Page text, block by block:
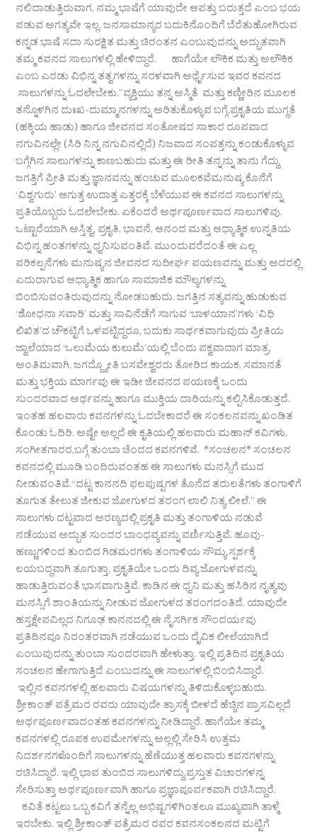
ನಲಿದಾಡುತ್ತಿರುವಾಗ, ನಮ್ಮ ಭಾಷೆಗೆ ಯಾವುದೇ ಆಪತ್ತು ಬರುತ್ತದೆ ಎಂಬ ಭಯ
ಪಡುವ ಅಗತ್ಯವೇ ಇಲ್ಲ. ಜನಸಾಮಾನ್ಯರ ಬದುಕಿನೊಂದಿಗೆ ಬೆರೆತುಹೋಗಿರುವ
ಕನ್ನಡ ಭಾಷೆ ಸದಾ ಸುರಕ್ಷಿತ ಮತ್ತು ಚಿರಂತನ ಎಂಬುವುದನ್ನು ಅದ್ಭುತವಾಗಿ
ತಮ್ಮ ಕವನದ ಸಾಲುಗಳಲ್ಲಿ ಹೇಳಿದ್ದಾರೆ. ಹಾಗೆಯೇ ಲೌಕಿಕ ಮತ್ತು ಅಲೌಕಿಕ
ಎಂಬ ಎರಡು ವಿಭಿನ್ನ ತತ್ವಗಳನ್ನು ಸರಳವಾಗಿ ಅರ್ಥೈಸುವ ಇವರ ಕವನದ
ಸಾಲುಗಳನ್ನು ಓದಲೇಬೇಕು.”ವ್ಯಕ್ತಿಯು ತನ್ನ ಅಸ್ಮಿತೆ ಮತ್ತು ಕಣ್ಣೀರಿನ ಮೂಲಕ
ತನ್ನೊಳಗಿನ ದುಃಖ-ದುಮ್ಮಾನಗಳನ್ನು ಅರಿತುಕೊಳ್ಳುವ ಬಗ್ಗೆ,ಪ್ರಕೃತಿಯ ಮುಗ್ಧತೆ
(ಹಕ್ಕಿಯ ಹಾಡು) ಹಾಗೂ ಜೀವನದ ಸಂತೋಷದ ಸಾಕಾರ ರೂಪವಾದ
ನಗುವಿನಲ್ಲೇ (ಸಿರಿ ನಿನ್ನ ನಗುವಿನಲ್ಲಿದೆ) ನಿಜವಾದ ಸಂಪತ್ತನ್ನು ಕಂಡುಕೊಳ್ಳುವ
ಬಗ್ಗೆಗಿನ ಸಾಲುಗಳನ್ನು ಕಾಣಬಹುದು ಮತ್ತು ಈ ರೀತಿ ತನ್ನನ್ನು ತಾನು ಗೆದ್ದು,
ಜಗತ್ತಿಗೆ ಪ್ರೀತಿ ಮತ್ತು ಜ್ಞಾನವನ್ನು ಹಂಚುವ ಮೂಲಕವೆಮನುಷ್ಯ ಕೊನೆಗೆ
‘ವಿಶ್ವಗುರು’ ಆಗುತ್ತ ಉದಾತ್ತ ಎತ್ತರಕ್ಕೆ ಬೆಳೆಯುವ ಈ ಕವನದ ಸಾಲುಗಳನ್ನು
ಪ್ರತಿಯೊಬ್ಬರು ಓದಲೇಬೇಕು. ಏಕೆಂದರೆ ಅರ್ಥಪೂರ್ಣವಾದ ಸಾಲುಗಳಿವು.​
ಒಟ್ಟಾರೆಯಾಗಿ ಅಸ್ತಿತ್ವ, ಪ್ರಕೃತಿ, ಭಾವನೆ, ಆನಂದ ಮತ್ತು ಆಧ್ಯಾತ್ಮಿಕ ಉನ್ನತಿಯ
ವಿಭಿನ್ನ ಹಂತಗಳನ್ನು ಧ್ವನಿಸುವಂತಿವೆ. ಮುಂದುವರೆದಂತೆ ಈ ಎಲ್ಲ
ಪರಿಕಲ್ಪನೆಗಳು ಮನುಷ್ಯನ ಜೀವನದ ಸುದೀರ್ಘ ಪಯಣವನ್ನು ಮತ್ತು ಅದರಲ್ಲಿ
ಎದುರಾಗುವ ಆಧ್ಯಾತ್ಮಿಕ ಹಾಗೂ ಸಾಮಾಜಿಕ ಮೌಲ್ಯಗಳನ್ನು
ಬಿಂಬಿಸುವಂತಿರುವುದನ್ನು ನೋಡಬಹುದು. ಜಗತ್ತಿನ ಸತ್ಯವನ್ನು ಹುಡುಕುವ
‘ಶೋಧನಾ ಸವಾರಿ’ ಮತ್ತು ಸಾವಿನೆಡೆಗೆ ಸಾಗುವ ‘ಬಾಳಯಾನ’ಗಳು ‘ವಿಧಿ
ಲಿಖಿತ’ದ ಚೌಕಟ್ಟಿಗೆ ಒಳಪಟ್ಟಿದ್ದರೂ, ಬದುಕು ಸಾರ್ಥಕವಾಗುವುದು ಪ್ರೀತಿಯ
ಜ್ವಾಲೆಯಾದ ‘ಒಲುಮೆಯ ಕುಲುಮೆ’ಯಲ್ಲಿ ಬೆಂದು ಪಕ್ವವಾದಾಗ ಮಾತ್ರ.
ಅಂತಿಮವಾಗಿ, ಜಗದ್ಜ್ಯೋತಿ ಬಸವೇಶ್ವರರು ತೋರಿದ ಕಾಯಕ, ಸಮಾನತೆ
ಮತ್ತು ಭಕ್ತಿಯ ಮಾರ್ಗವು ಈ ಇಡೀ ಜೀವನದ ಪಯಣಕ್ಕೆ ಒಂದು
ಸುಂದರವಾದ ಅರ್ಥವನ್ನು ಹಾಗೂ ಮುಕ್ತಿಯ ದಾರಿಯನ್ನು ಕಲ್ಪಿಸಿಕೊಡುತ್ತದೆ.
ಇಂತಹ ಹಲವಾರು ಕವನಗಳನ್ನು ಓದಬೇಕಾದರೆ ಈ ಸಂಕಲನವನ್ನು ಖಂಡಿತ
ಕೊಂಡು ಓದಿರಿ. ಅಷ್ಟೇ ಅಲ್ಲದೆ ಈ ಕೃತಿಯಲ್ಲಿ ಹಲವಾರು ಮಹಾನ್ ಕವಿಗಳು,
ಸಂಗೀತಗಾರರ,ಬಗ್ಗೆ ತುಂಬಾ ಚೆಂದದ ಕವನಗಳಿವೆ. *ಸಂಚಲನ* ಸಂಚಲನ
ಕವನದಲ್ಲಿ ಮೂಡಿ ಬಂದಿರುವಂತಹ ಈ ಸಾಲುಗಳು ಮನಸ್ಸಿಗೆ ಮುದ
ನೀಡುವಂತಿವೆ.“ದಟ್ಟ ಕಾನನದಿ ಫಲಪುಷ್ಪಗಳ ತೊನೆದ ತರುಲತೆಗಳು ತಂಗಾಳಿಗೆ
ತೂಗುತ ತೇಲುತ ಜೀಕುವ ಜೋಗುಳದ ತರಂಗ ಲಾಲಿ ನಿತ್ಯ ಲೀಲೆ.” ಈ
ಸಾಲುಗಳು ದಟ್ಟವಾದ ಅರಣ್ಯದಲ್ಲಿ ಪ್ರಕೃತಿ ಮತ್ತು ತಂಗಾಳಿಯ ನಡುವೆ
ನಡೆಯುವ ಅದ್ಭುತ ಸುಂದರ ಬಾಂಧವ್ಯವನ್ನು ವರ್ಣಿಸುತ್ತಿವೆ. ಹೂವು-
ಹಣ್ಣುಗಳಿಂದ ತುಂಬಿದ ಗಿಡಮರಗಳು ತಂಗಾಳಿಯ ಸೌಮ್ಯ ಸ್ಪರ್ಶಕ್ಕೆ
ಲಯಬದ್ಧವಾಗಿ ತೂಗುತ್ತಾ, ಪ್ರಕೃತಿಯೇ ಒಂದು ದಿವ್ಯ ಜೋಗುಳವನ್ನು
ಹಾಡುತ್ತಿರುವಂತೆ ಭಾಸವಾಗುತ್ತಿವೆ. ಕಾಡಿನ ಈ ಧ್ವನಿ ಮತ್ತು ಹಸಿರಿನ ನೃತ್ಯವು
ಮನಸ್ಸಿಗೆ ಶಾಂತಿಯನ್ನು ನೀಡುವ ಜೋಗುಳದ ತರಂಗದಂತಿದೆ. ಯಾವುದೇ
ಹಸ್ತಕ್ಷೇಪವಿಲ್ಲದ ನಿಗೂಢ ಕಾನನದಲ್ಲಿ ಈ ನೈಸರ್ಗಿಕ ಸೌಂದರ್ಯವು
ಪ್ರತಿದಿನವೂ ನಿರಂತರವಾಗಿ ನಡೆಯುವ ಒಂದು ದೈವಿಕ ಲೀಲೆಯಾಗಿದೆ
ಎಂಬುವುದನ್ನು ತುಂಬಾ ಸುಂದರವಾಗಿ ಹೇಳುತ್ತಾ, ಇಲ್ಲಿ ಪ್ರತಿದಿನ ಪ್ರಕೃತಿಯ
ಸಂಚಲನ ಹೇಗಾಗುತ್ತಿದೆ ಎಂಬುದನ್ನು ಈ ಸಾಲುಗಳಲ್ಲಿ ಬಿಂಬಿಸಿದ್ದಾರೆ.
ಇಲ್ಲಿನ ಕವನಗಳಲ್ಲಿ ಹಲವಾರು ವಿಷಯಗಳನ್ನು ತಿಳಿದುಕೊಳ್ಳಬಹುದು.
ಶ್ರೀಕಾಂತ್ ಪತ್ರೆಮರ ರವರು ಯಾವುದೇ ತ್ರಾಸಕ್ಕೆ ಬೀಳದೆ ಹೆಚ್ಚಿನ ಪ್ರಾಸವಿಲ್ಲದೆ
ಅರ್ಥಪೂರ್ಣವಾದಂತಹ ಕವನಗಳನ್ನು ನೀಡಿದ್ದಾರೆ. ಹಾಗೆಯೇ ತಮ್ಮ
ಕವನಗಳಲ್ಲಿ ರೂಪಕ ಉಪಮೇಗಳನ್ನು ಅಲ್ಲಲ್ಲಿ ಸೇರಿಸಿ ಉತ್ತಮ
ನಿದರ್ಶನಗಳೊಂದಿಗೆ ಸಾಲುಗಳನ್ನು ಹೆಣೆಯುತ್ತ ಹಲವಾರು ಕವನಗಳನ್ನು
ರಚಿಸಿದ್ದಾರೆ. ಇಲ್ಲಿ ಭಾವ ತುಂಬಿದ ಸಾಲುಗಳಿದ್ದು,ಪ್ರಸ್ತುತ ವಿಚಾರಗಳನ್ನ
ಸೇರಿಸುತ್ತಾ ಅರ್ಥಪೂರ್ಣವಾಗಿ ಹಾಗೂ ಪ್ರಜ್ಞಾಪೂರ್ವಕವಾಗಿ ರಚಿಸಿದ್ದಾರೆ.
ಕವಿತೆ ಕಟ್ಟಲು ಒಬ್ಬ ಕವಿಗೆ ತನ್ನೆಲ್ಲ ಅಭಿಷ್ಟಗಳಿಗಿಂತಲೂ ಮುಖ್ಯವಾಗಿ ತಾಳ್ಮೆ
ಇರಬೇಕು. ಇಲ್ಲಿ ಶ್ರೀಕಾಂತ್ ಪತ್ರೆಮರ ರವರ ಕವನಸಂಕಲನದ ಮಟ್ಟಿಗೆ